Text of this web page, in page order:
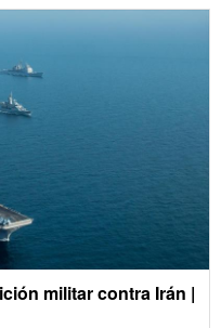
militar contra Irán |